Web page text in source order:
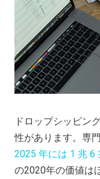
ドロップシッピン
性があります。専
2025 年には 1 兆 6
の2020年の価値は